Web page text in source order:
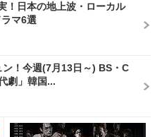
！日本の地上波・ローカル
マ6選
！今週(7月13日～) BS・C
劇」韓国...